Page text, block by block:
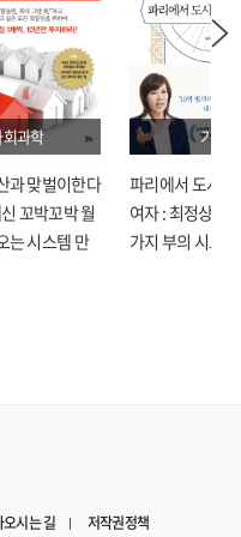
과학
과 맞벌이한다
꼬박꼬박 월
는 시스템 만
기술
파리에서 도시락
여자 : 최정상으
가지 부의 시크릿
시는 길 저작권정책